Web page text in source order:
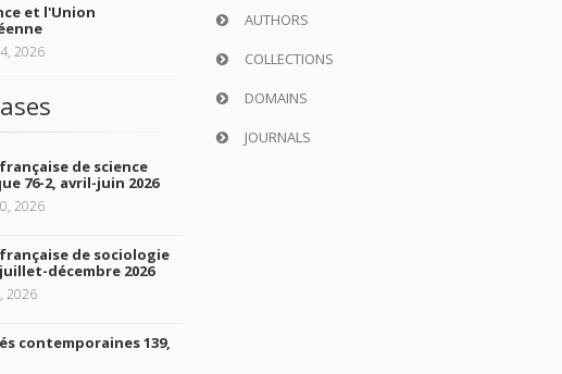
et l'Union
2026
de science
76-2, avril-juin 2026
2026
française de sociologie
juillet-décembre 2026
2026
contemporaines 139,
AUTHORS
COLLECTIONS
DOMAINS
JOURNALS